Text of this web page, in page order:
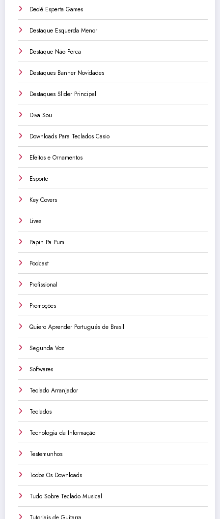
Dedé Esperta Games
Destaque Esquerda Menor
Destaque Não Perca
Destaques Banner Novidades
Destaques Slider Principal
Diva Sou
Downloads Para Teclados Casio
Efeitos e Ornamentos
Esporte
Key Covers
Lives
Papin Pa Pum
Podcast
Profissional
Promoções
Quiero Aprender Portugués de Brasil
Segunda Voz
Softwares
Teclado Arranjador
Teclados
Tecnologia da Informação
Testemunhos
Todos Os Downloads
Tudo Sobre Teclado Musical